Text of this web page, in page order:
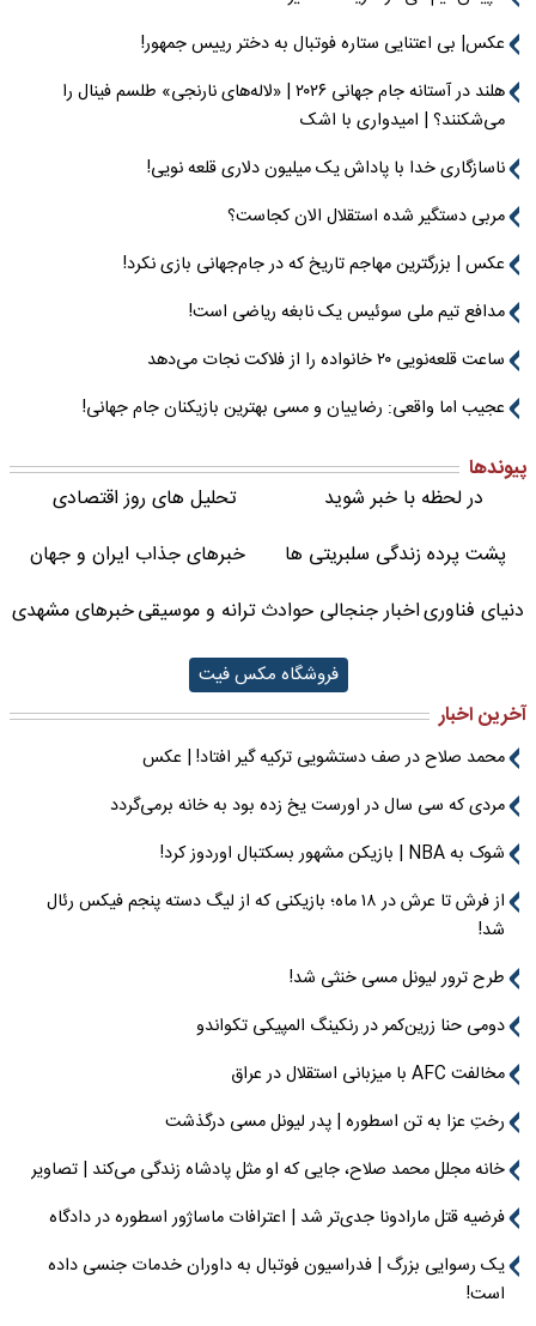
عکس| بی اعتنایی ستاره فوتبال به دختر رییس جمهور!
هلند در آستانه جام جهانی ۲۰۲۶ | «لاله‌های نارنجی» طلسم فینال را
می‌شکنند؟ | امیدواری با اشک
ناسازگاری خدا با پاداش یک میلیون دلاری قلعه نویی!
مربی دستگیر شده استقلال الان کجاست؟
عکس | بزرگترین مهاجم تاریخ که در جام‌جهانی بازی نکرد!
مدافع تیم ملی سوئیس یک نابغه ریاضی است!
ساعت قلعه‌نویی ۲۰ خانواده را از فلاکت نجات می‌دهد
عجیب اما واقعی: رضاییان و مسی بهترین بازیکنان جام جهانی!
پیوندها
در لحظه با خبر شوید
تحلیل های روز اقتصادی
پشت پرده زندگی سلبریتی ها
خبرهای جذاب ایران و جهان
دنیای فناوریاخبار جنجالی حوادثترانه و موسیقیخبرهای مشهدی
فروشگاه مکس فیت
آخرین اخبار
محمد صلاح در صف دستشویی ترکیه گیر افتاد! | عکس
مردی که سی سال در اورست یخ زده بود به خانه برمی‌گردد
شوک به NBA | بازیکن مشهور بسکتبال اوردوز کرد!
از فرش تا عرش در ۱۸ ماه؛ بازیکنی که از لیگ دسته پنجم فیکس رئال
شد!
طرح ترور لیونل مسی خنثی شد!
دومی حنا زرین‌کمر در رنکینگ المپیکی تکواندو
مخالفت AFC با میزبانی استقلال در عراق
رختِ عزا به تن اسطوره | پدر لیونل مسی درگذشت
خانه مجلل محمد صلاح، جایی که او مثل پادشاه زندگی می‌کند | تصاویر
فرضیه قتل مارادونا جدی‌تر شد | اعترافات ماساژور اسطوره در دادگاه
یک رسوایی بزرگ | فدراسیون فوتبال به داوران خدمات جنسی داده
است!